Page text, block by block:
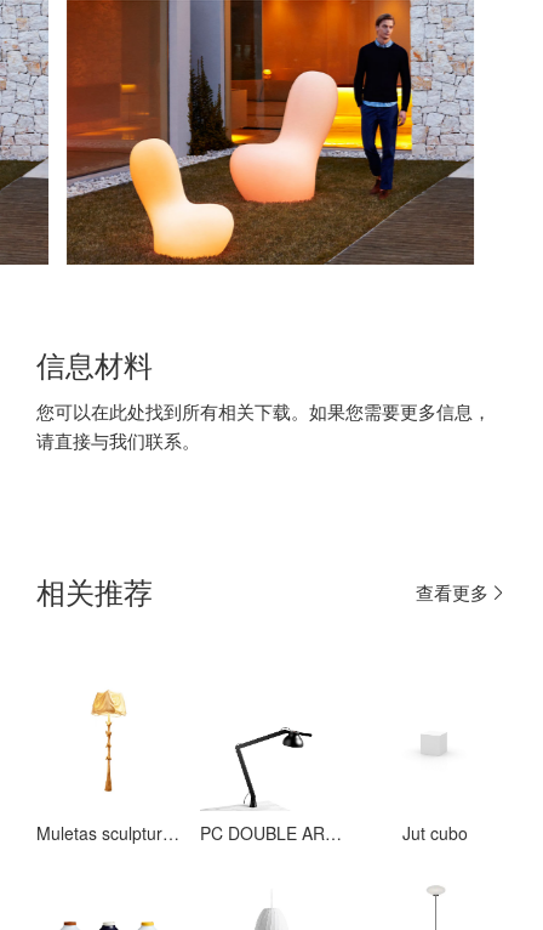
信息材料
您可以在此处找到所有相关下载。如果您需要更多信息，
请直接与我们联系。
相关推荐 查看更多
Muletas sculpture-lamp PC DOUBLE ARM W. TABLE INSERT Jut cubo